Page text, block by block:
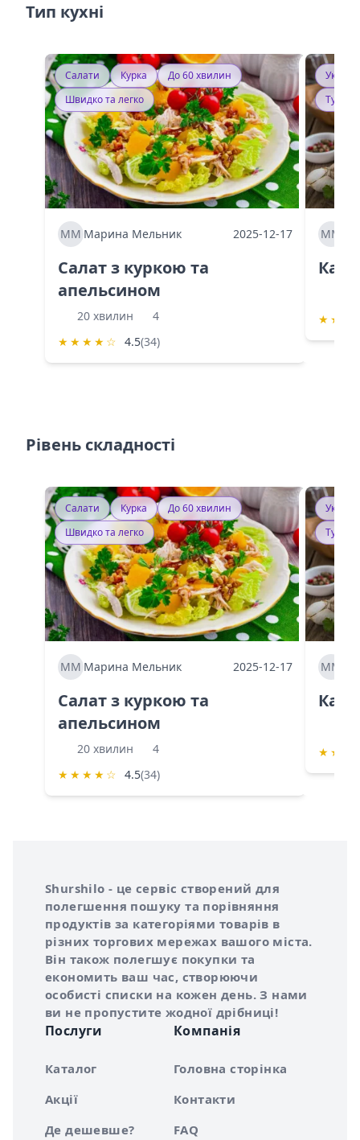
Тип кухні
Салати Курка
До 60 хвилин
Швидко та легко
ММ Марина Мельник 2025-12-17
Салат з куркою та
апельсином
20 хвилин
4
★ ★ ★ ★ ☆ 4.5(34)
ММ
★ ★
Рівень складності
Салати Курка
До 60 хвилин
Швидко та легко
ММ Марина Мельник 2025-12-17
Салат з куркою та
апельсином
20 хвилин
4
★ ★ ★ ★ ☆ 4.5(34)
ММ
★ ★
Про сервіс Shurshilo
Shurshilo - це сервіс створений для
полегшення пошуку та порівняння
продуктів за категоріями товарів в
різних торгових мережах вашого міста.
Він також полегшує покупки та
економить ваш час, створюючи
особисті списки на кожен день. З нами
ви не пропустите жодної дрібниці!
Послуги
Каталог
Акції
Де дешевше?
Компанія
Головна сторінка
Контакти
FAQ